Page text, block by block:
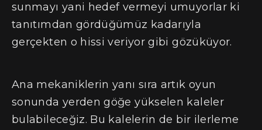
sunmayı yani hedef vermeyi umuyorlar ki
tanıtımdan gördüğümüz kadarıyla
gerçekten o hissi veriyor gibi gözüküyor.
Ana mekaniklerin yanı sıra artık oyun
sonunda yerden göğe yükselen kaleler
bulabileceğiz. Bu kalelerin de bir ilerleme